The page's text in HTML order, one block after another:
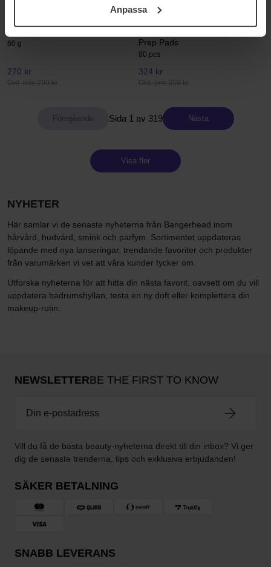
samt vår Integritetspolicy.Anpassa
60 g
270 kr
Ord. pris 299 kr
Prep Pads
80 pcs
324 kr
Ord. pris 359 kr
Sida 1 av 319 Nästa
Visa fler
NYHETER
Här samlar vi de senaste nyheterna från Bangerhead inom
hårvård, hudvård, smink och parfym. Sortimentet uppdateras
löpande med nya lanseringar, trendande favoriter och produkter
från varumärken vi vet att våra kunder tycker om.
Utforska nyheterna för att hitta din nästa favorit, oavsett om du vill
uppdatera badrumshyllan, testa en ny doft eller komplettera din
makeup-rutin.
NEWSLETTERBE THE FIRST TO KNOW
Vill du få de bästa beauty-nyheterna direkt till din inbox? Vi ger
dig de senaste trenderna, tips och exklusiva erbjudanden!
SÄKER BETALNING
SNABB LEVERANS